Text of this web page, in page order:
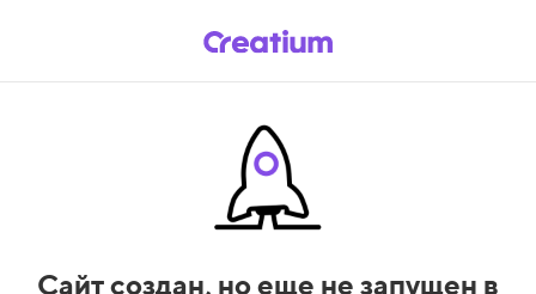
Сайт создан, но еще не запущен в